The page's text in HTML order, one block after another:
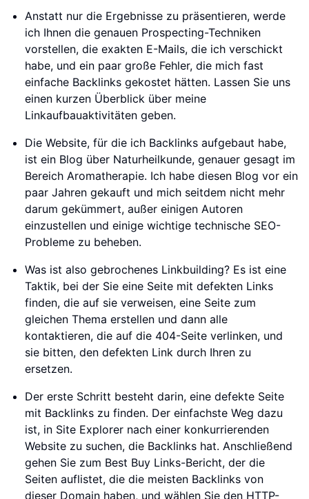
Anstatt nur die Ergebnisse zu präsentieren, werde
ich Ihnen die genauen Prospecting-Techniken
vorstellen, die exakten E-Mails, die ich verschickt
habe, und ein paar große Fehler, die mich fast
einfache Backlinks gekostet hätten. Lassen Sie uns
einen kurzen Überblick über meine
Linkaufbauaktivitäten geben.
Die Website, für die ich Backlinks aufgebaut habe,
ist ein Blog über Naturheilkunde, genauer gesagt im
Bereich Aromatherapie. Ich habe diesen Blog vor ein
paar Jahren gekauft und mich seitdem nicht mehr
darum gekümmert, außer einigen Autoren
einzustellen und einige wichtige technische SEO-
Probleme zu beheben.
Was ist also gebrochenes Linkbuilding? Es ist eine
Taktik, bei der Sie eine Seite mit defekten Links
finden, die auf sie verweisen, eine Seite zum
gleichen Thema erstellen und dann alle
kontaktieren, die auf die 404-Seite verlinken, und
sie bitten, den defekten Link durch Ihren zu
ersetzen.
Der erste Schritt besteht darin, eine defekte Seite
mit Backlinks zu finden. Der einfachste Weg dazu
ist, in Site Explorer nach einer konkurrierenden
Website zu suchen, die Backlinks hat. Anschließend
gehen Sie zum Best Buy Links-Bericht, der die
Seiten auflistet, die die meisten Backlinks von
dieser Domain haben, und wählen Sie den HTTP-